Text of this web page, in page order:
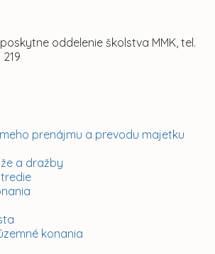
prenájmu a prevodu majetku
a dražby
konania
oddelenie školstva MMK, tel.